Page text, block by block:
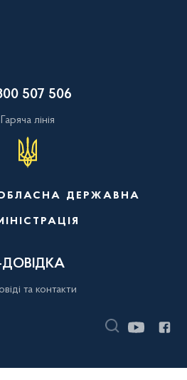
507 506
Гаряча лінія
державна
ДОВІДКА
та контакти